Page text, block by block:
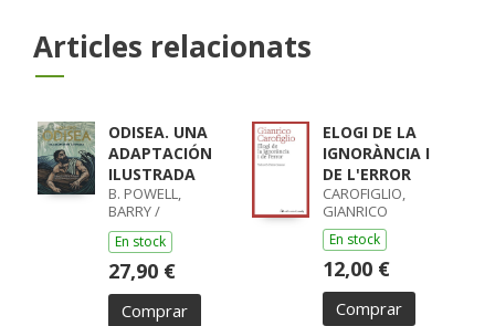
Articles relacionats
ODISEA. UNA
ADAPTACIÓN
ILUSTRADA
B. POWELL,
BARRY /
LISOWIEC,
JOANNA /
HOMERO,
HOMERO
En stock
27,90 €
Comprar
ELOGI DE LA
IGNORÀNCIA I
DE L'ERROR
CAROFIGLIO,
GIANRICO
En stock
12,00 €
Comprar